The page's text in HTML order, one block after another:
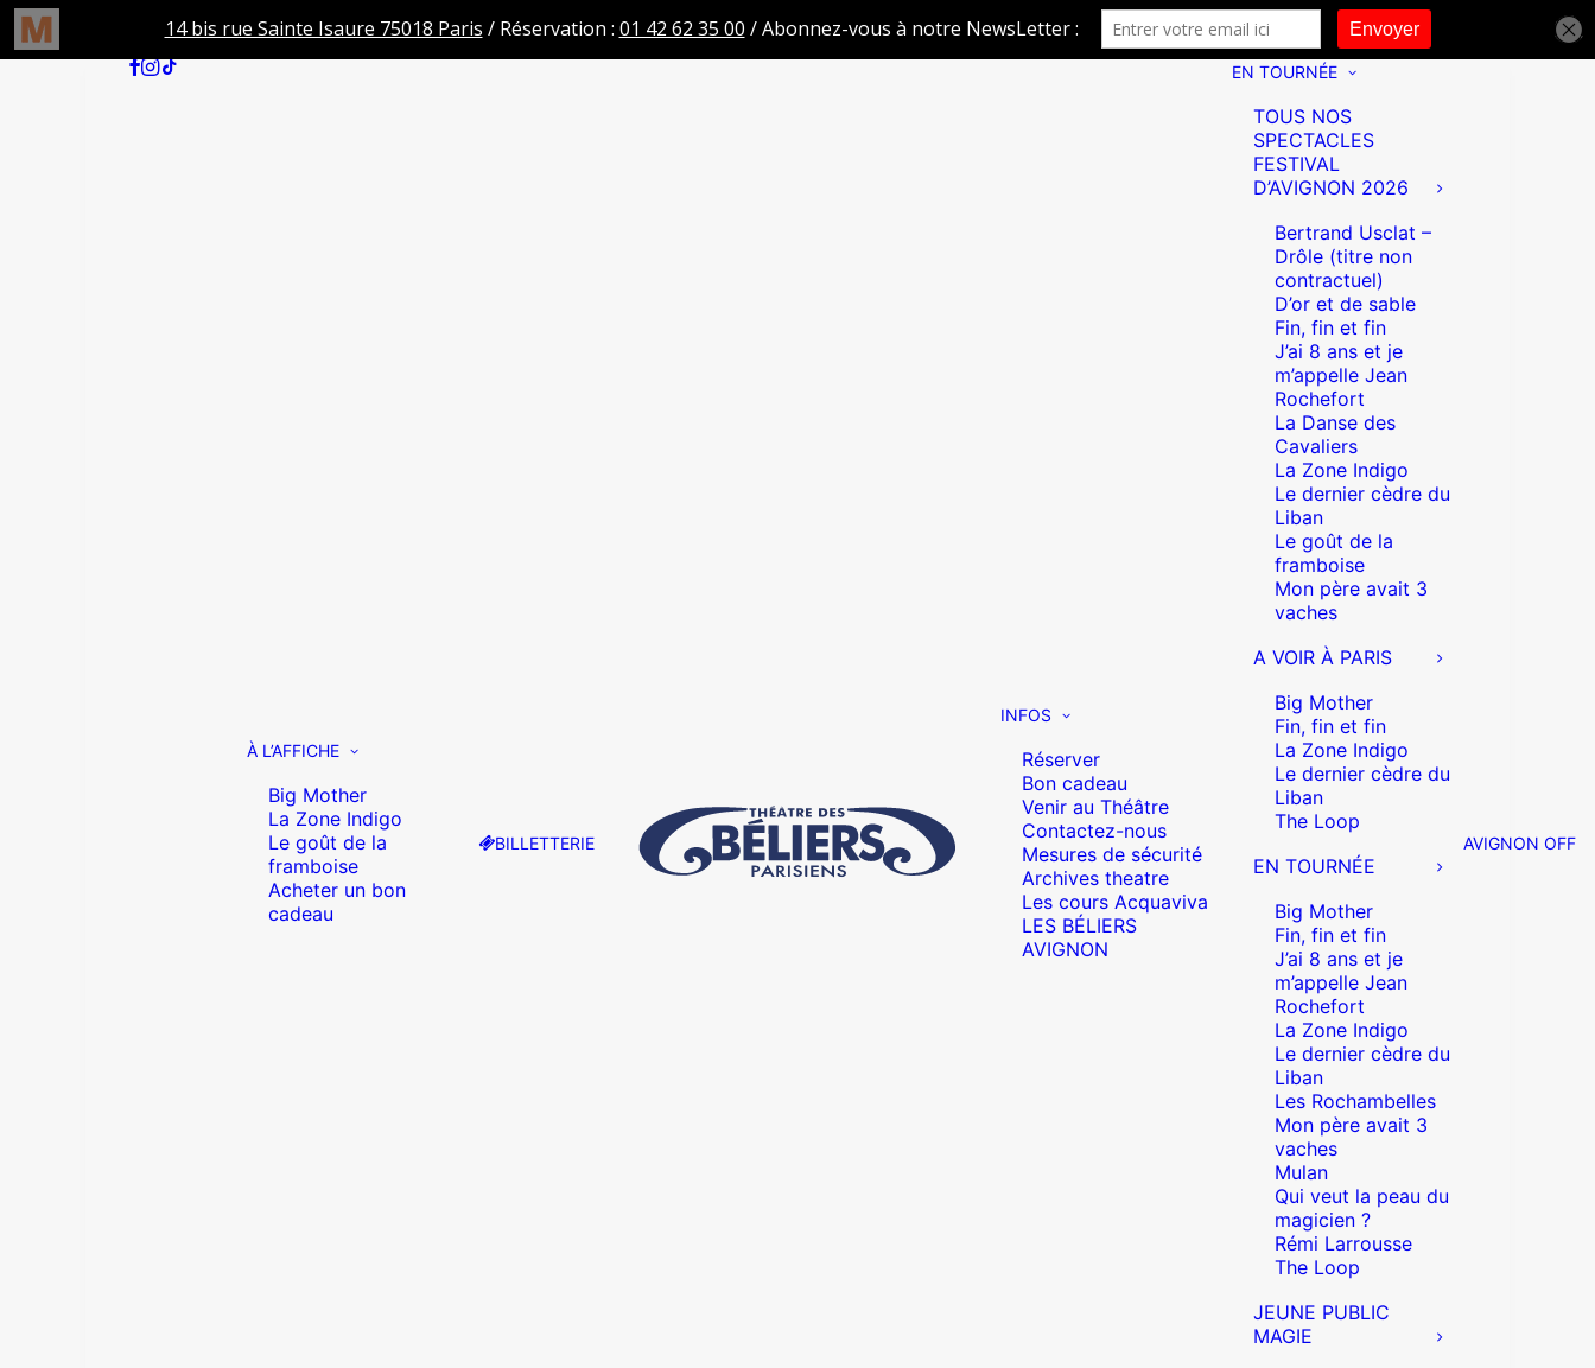
À L’AFFICHE
Big Mother
La Zone Indigo
Le goût de la
framboise
Acheter un bon
cadeau
BILLETTERIE
INFOS
Réserver
Bon cadeau
Venir au Théâtre
Contactez-nous
Mesures de sécurité
Archives theatre
Les cours Acquaviva
LES BÉLIERS
AVIGNON
EN TOURNÉE
TOUS NOS
SPECTACLES
FESTIVAL
D’AVIGNON 2026
Bertrand Usclat –
Drôle (titre non
contractuel)
D’or et de sable
Fin, fin et fin
J’ai 8 ans et je
m’appelle Jean
Rochefort
La Danse des
Cavaliers
La Zone Indigo
Le dernier cèdre du
Liban
Le goût de la
framboise
Mon père avait 3
vaches
A VOIR À PARIS
Big Mother
Fin, fin et fin
La Zone Indigo
Le dernier cèdre du
Liban
The Loop
EN TOURNÉE
Big Mother
Fin, fin et fin
J’ai 8 ans et je
m’appelle Jean
Rochefort
La Zone Indigo
Le dernier cèdre du
Liban
Les Rochambelles
Mon père avait 3
vaches
Mulan
Qui veut la peau du
magicien ?
Rémi Larrousse
The Loop
JEUNE PUBLIC
MAGIE
AVIGNON OFF